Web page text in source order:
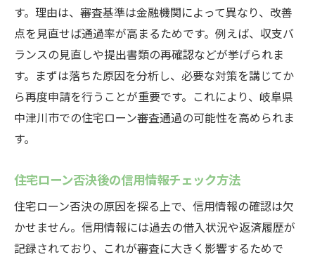
す。理由は、審査基準は金融機関によって異なり、改善
点を見直せば通過率が高まるためです。例えば、収支バ
ランスの見直しや提出書類の再確認などが挙げられま
す。まずは落ちた原因を分析し、必要な対策を講じてか
ら再度申請を行うことが重要です。これにより、岐阜県
中津川市での住宅ローン審査通過の可能性を高められま
す。
住宅ローン否決後の信用情報チェック方法
住宅ローン否決の原因を探る上で、信用情報の確認は欠
かせません。信用情報には過去の借入状況や返済履歴が
記録されており、これが審査に大きく影響するためで